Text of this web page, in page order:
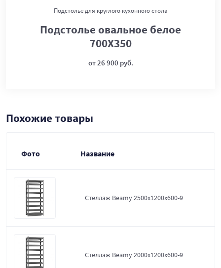
Подстолье для круглого кухонного стола
Подстолье овальное белое
700Х350
от 26 900 руб.
Похожие товары
Фото Название
Стеллаж Beamy 2500x1200x600-9
Стеллаж Beamy 2000x1200x600-9